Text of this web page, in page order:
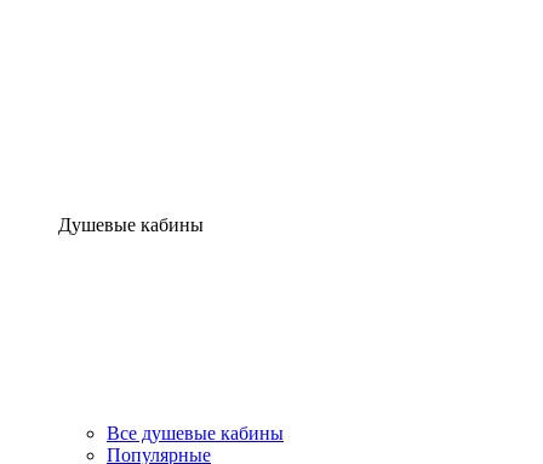
Душевые кабины
Все душевые кабины
Популярные